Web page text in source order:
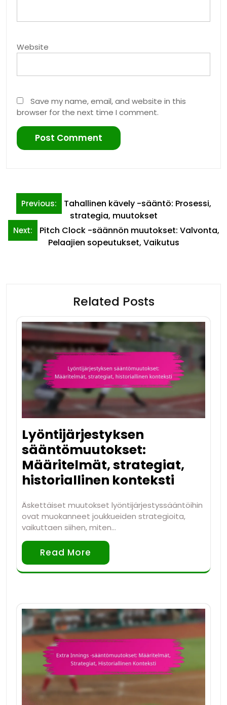
Website
Save my name, email, and website in this
browser for the next time I comment.
Post
navigation
Previous:
Tahallinen kävely -sääntö: Prosessi,
strategia, muutokset
Next:
Pitch Clock -säännön muutokset: Valvonta,
Pelaajien sopeutukset, Vaikutus
Related Posts
Lyöntijärjestyksen
sääntömuutokset:
Määritelmät, strategiat,
historiallinen konteksti
Äskettäiset muutokset lyöntijärjestyssääntöihin
ovat muokanneet joukkueiden strategioita,
vaikuttaen siihen, miten…
Read More